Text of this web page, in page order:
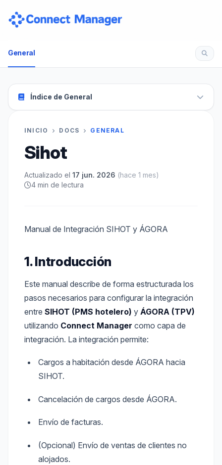
General
Índice de General
INICIO DOCS GENERAL
Sihot
Actualizado el 17 jun. 2026 (hace 1 mes)
4 min de lectura
Manual de Integración SIHOT y ÁGORA
1. Introducción
Este manual describe de forma estructurada los
pasos necesarios para configurar la integración
entre SIHOT (PMS hotelero) y ÁGORA (TPV)
utilizando Connect Manager como capa de
integración. La integración permite:
Cargos a habitación desde ÁGORA hacia
SIHOT.
Cancelación de cargos desde ÁGORA.
Envío de facturas.
(Opcional) Envío de ventas de clientes no
alojados.